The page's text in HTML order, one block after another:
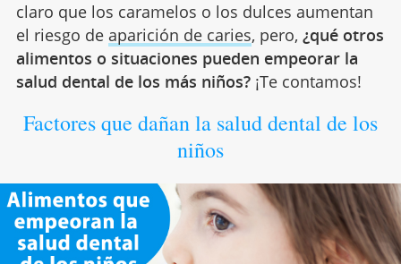
claro que los caramelos o los dulces aumentan
el riesgo de aparición de caries, pero, ¿qué otros
alimentos o situaciones pueden empeorar la
salud dental de los más niños?¡Te contamos!
Factores que dañan la salud dental de los
niños